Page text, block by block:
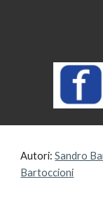
Autori:Sandro
Bartoccioni